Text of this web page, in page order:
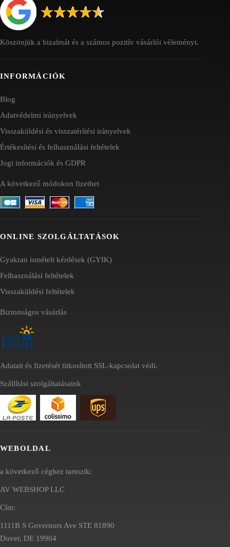
Köszönjük a bizalmát és a számos pozitív vásárlói véleményt.
INFORMÁCIÓK
Blog
Adatvédelmi irányelvek
Visszaküldési és visszatérítési irányelvek
Értékesítési és felhasználási feltételek
Jogi információk és GDPR
A következő módokon fizethet
ONLINE SZOLGÁLTATÁSOK
Gyakran ismételt kérdések (GYIK)
Felhasználási feltételek
Visszaküldési feltételek
Biztonságos vásárlás
Adatait és fizetését titkosított SSL-kapcsolat védi.
Szállítási szolgáltatásaink
WEBOLDAL
a következő céghez tartozik:
AV WEBSHOP LLC
Cím:
1111B S Governors Ave STE 81890
Dover, DE 19904